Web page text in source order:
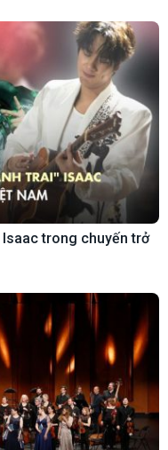
Isaac trong chuyến trở